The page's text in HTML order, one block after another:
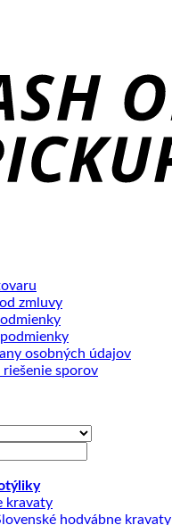
zmluvy
podmienky
osobných údajov
sporov
kravaty
hodvábne kravaty